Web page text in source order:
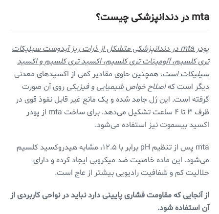
mta در دندانپزشکی چیست؟
پودر mta در دندانپزشکی متشکل از ذرات ریز آبدوست سیلیکات
تری کلسیم، آلومینات تری کلسیم، اکسید تری کلسیم و اکسید
سیلیکات است.همچنین حاوی مقادیر کمی از اکسیدهای معدنی
دیگر است کهاصلاح خواص شیمیایی و فیزیکیروی آن صورت
گرفته است. این ژل جامد شده و یک مانع غیر قابل نفوذ قوی در
ظرف ۳ تا ۴ ساعت تشکیل می‌دهد. برای ساخت mta از پودر
اکسید بیسموت نیز استفاده می‌شود.
mta پس از تنظیم pH برابر با ۱۲.۵، مشابه هیدروکسید کلسیم
می‌شود. این ماده خاصیت ضد میکروبی ایجاد کرده و دارای
حلالیت کم و شفافیت رادیویی بیشتر از عاج است.
از آنجایی که مقاومت فشاری پایینی دارد نباید در نواحی کاربردی از
آن استفاده شود.